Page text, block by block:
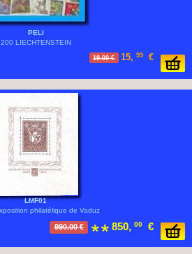
PELI
200 LIECHTENSTEIN
19.00 €
15, 99 €
LMF01
philatélique de Vaduz
990.00 € 850, 00 €